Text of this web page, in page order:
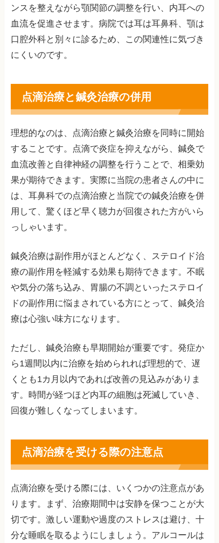
ンスを整えながら顎関節の調整を行い、内耳への
血流を促進させます。病院では耳は耳鼻科、顎は
口腔外科と別々に診るため、この関連性に気づき
にくいのです。
点滴治療と鍼灸治療の併用
理想的なのは、点滴治療と鍼灸治療を同時に開始
することです。点滴で炎症を抑えながら、鍼灸で
血流改善と自律神経の調整を行うことで、相乗効
果が期待できます。実際に当院の患者さんの中に
は、耳鼻科での点滴治療と当院での鍼灸治療を併
用して、驚くほど早く聴力が回復された方がいら
っしゃいます。
鍼灸治療は副作用がほとんどなく、ステロイド治
療の副作用を軽減する効果も期待できます。不眠
や気分の落ち込み、胃腸の不調といったステロイ
ドの副作用に悩まされている方にとって、鍼灸治
療は心強い味方になります。
ただし、鍼灸治療も早期開始が重要です。発症か
ら1週間以内に治療を始められれば理想的で、遅
くとも1カ月以内であれば改善の見込みがありま
す。時間が経つほど内耳の細胞は死滅していき、
回復が難しくなってしまいます。
点滴治療を受ける際の注意点
点滴治療を受ける際には、いくつかの注意点があ
ります。まず、治療期間中は安静を保つことが大
切です。激しい運動や過度のストレスは避け、十
分な睡眠を取るようにしましょう。アルコールは